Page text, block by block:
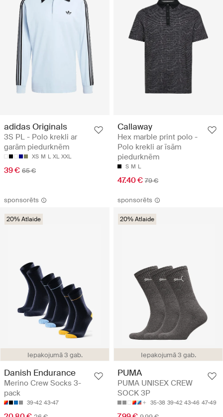
adidas Originals
3S PL - Polo krekli ar
garām piedurknēm
XS M L XL XXL
39 € 65 €
Callaway
Hex marble print polo -
Polo krekli ar īsām
piedurknēm
S M L
47.40 € 79 €
sponsorēts
Iepakojumā 3 gab.
20% Atlaide
Danish Endurance
Merino Crew Socks 3-
pack
39-42 43-47
sponsorēts
Iepakojumā 3 gab.
20% Atlaide
PUMA
PUMA UNISEX CREW
SOCK 3P
35-38 39-42 43-46 47-49